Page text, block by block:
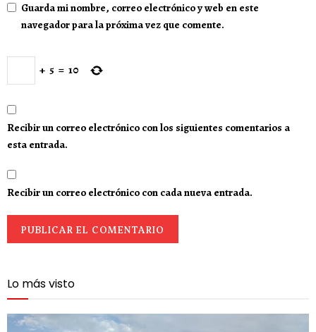
Guarda mi nombre, correo electrónico y web en este
navegador para la próxima vez que comente.
+ 5 = 10
Recibir un correo electrónico con los siguientes comentarios a
esta entrada.
Recibir un correo electrónico con cada nueva entrada.
Lo más visto